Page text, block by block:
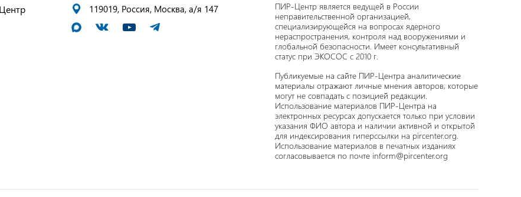
119019, Россия, Москва, а/я 147
ПИР-Центр является ведущей в России
неправительственной организацией,
специализирующейся на вопросах ядерного
нераспространения, контроля над вооружениями и
глобальной безопасности. Имеет консультативный
статус при ЭКОСОС с 2010 г.
Публикуемые на сайте ПИР-Центра аналитические
материалы отражают личные мнения авторов, которые
могут не совпадать с позицией редакции.
Использование материалов ПИР-Центра на
электронных ресурсах допускается только при условии
указания ФИО автора и наличии активной и открытой
для индексирования гиперссылки на pircenter.org.
Использование материалов в печатных изданиях
согласовывается по почте inform@pircenter.org